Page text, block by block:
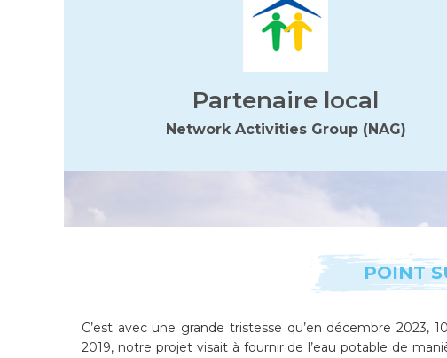
Partenaire local
Network Activities Group (NAG)
POINT
C’est avec une grande tristesse qu’en décembre 2023,
2019, notre projet visait à fournir de l’eau potable de